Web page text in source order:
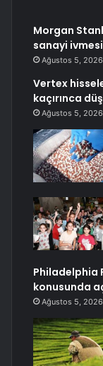
Morgan
sanayi
Ağustos 5, 2026
Vertex
kaçırınca
Ağustos 5, 2026
Philadelphia
konusunda
Ağustos 5, 2026